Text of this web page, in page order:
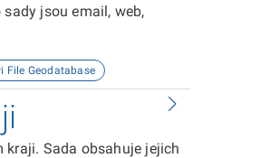
jsou email, web,
File Geodatabase
kraji. Sada obsahuje jejich